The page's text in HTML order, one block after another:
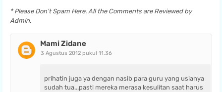
* Please Don't Spam Here. All the Comments are Reviewed by
Admin.
Mami Zidane
3 Agustus 2012 pukul 11.36
prihatin juga ya dengan nasib para guru yang usianya
sudah tua...pasti mereka merasa kesulitan saat harus